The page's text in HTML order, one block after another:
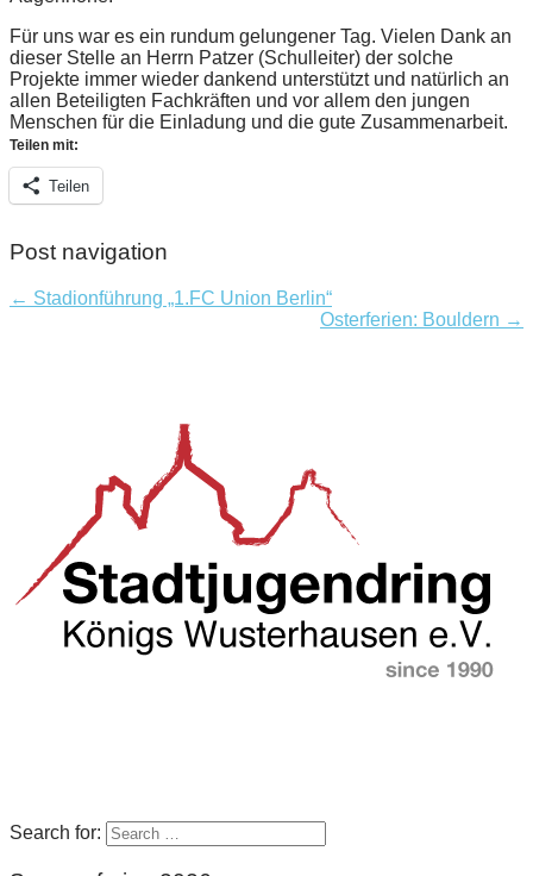
Für uns war es ein rundum gelungener Tag. Vielen Dank an
dieser Stelle an Herrn Patzer (Schulleiter) der solche
Projekte immer wieder dankend unterstützt und natürlich an
allen Beteiligten Fachkräften und vor allem den jungen
Menschen für die Einladung und die gute Zusammenarbeit.
Teilen mit:
Teilen
Post navigation
← Stadionführung „1.FC Union Berlin“
Osterferien: Bouldern →
Search for: